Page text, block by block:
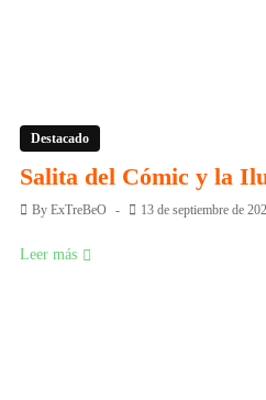
Destacado
Salita del Cómic y la
By ExTreBeO 13 de septiembre de
Leer más